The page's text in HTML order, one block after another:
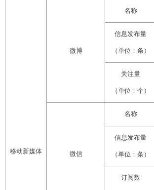
移动新媒体
微博
名称
信息发布量
（单位：条）
关注量
（单位：个）
微信
名称
信息发布量
（单位：条）
订阅数